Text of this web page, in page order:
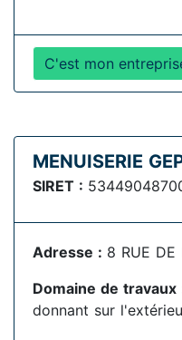
C'est mon
MENUISERIE
SIRET :
Adresse : 8 RUE
Domaine de travaux
donnant sur